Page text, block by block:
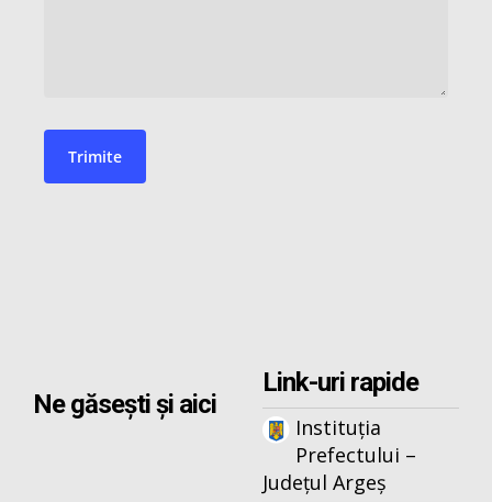
Ne găsești și aici
Link-uri rapide
Instituția
Prefectului –
Județul Argeș